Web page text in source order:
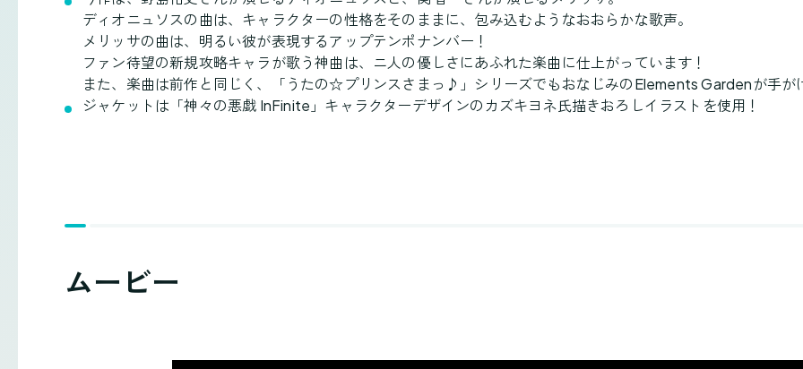
ディオニュソスの曲は、キャラクターの性格をそのままに、包み込むようなおおらかな歌声。
メリッサの曲は、明るい彼が表現するアップテンポナンバー！
ファン待望の新規攻略キャラが歌う神曲は、ニ人の優しさにあふれた楽曲に仕上がっています！
また、楽曲は前作と同じく、「うたの☆プリンスさまっ♪」シリーズでもおなじみのElements Gardenが手が
ジャケットは「神々の悪戯 InFinite」キャラクターデザインのカズキヨネ氏描きおろしイラストを使用！
ムービー